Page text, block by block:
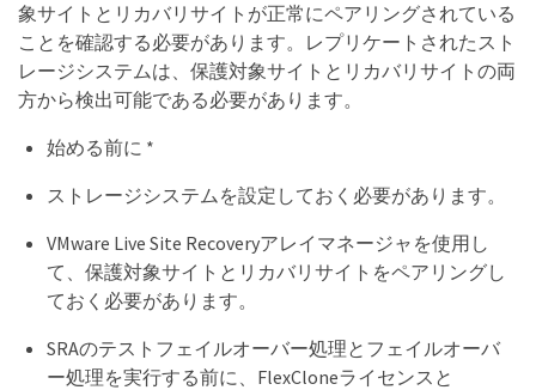
象サイトとリカバリサイトが正常にペアリングされている
ことを確認する必要があります。レプリケートされたスト
レージシステムは、保護対象サイトとリカバリサイトの両
方から検出可能である必要があります。
始める前に *
ストレージシステムを設定しておく必要があります。
VMware Live Site Recoveryアレイマネージャを使用し
て、保護対象サイトとリカバリサイトをペアリングし
ておく必要があります。
SRAのテストフェイルオーバー処理とフェイルオーバ
ー処理を実行する前に、FlexCloneライセンスと